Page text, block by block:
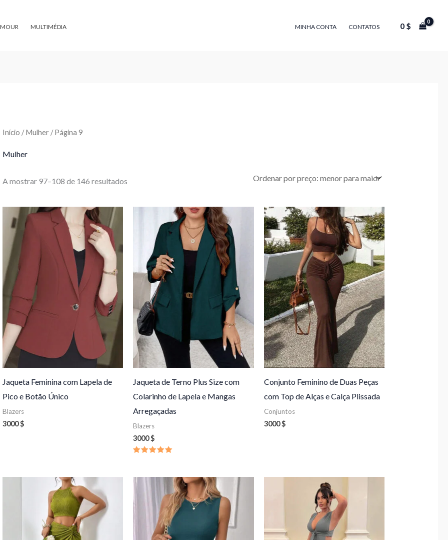
MULTIMÉDIA MINHA CONTA CONTATOS 0 $
Início /Mulher/ Página 9
Mulher
A mostrar 97–108 de 146 resultados
Jaqueta Feminina com Lapela de
Pico e Botão Único
Blazers
3000$
Jaqueta de Terno Plus Size com
Colarinho de Lapela e Mangas
Arregaçadas
Blazers
3000$
Conjunto Feminino de Duas Peças
com Top de Alças e Calça Plissada
Conjuntos
3000$